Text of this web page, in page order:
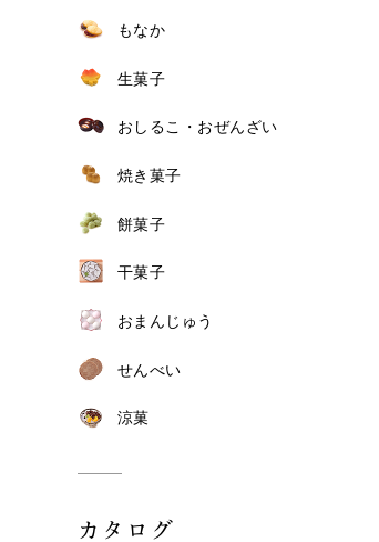
もなか
生菓子
おしるこ・おぜんざい
焼き菓子
餅菓子
干菓子
おまんじゅう
せんべい
涼菓
カタログ